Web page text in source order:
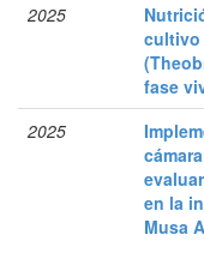
2025
cultivo
fase
2025
en la
Musa